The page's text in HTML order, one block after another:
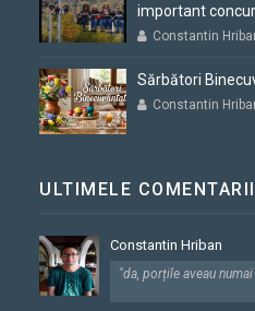
important
Constantin
Sărbători
Constantin
ULTIMELE COMENTARII
Constantin Hriban
"da, porțile aveau